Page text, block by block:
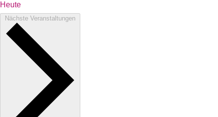
Heute
Nächste Veranstaltungen